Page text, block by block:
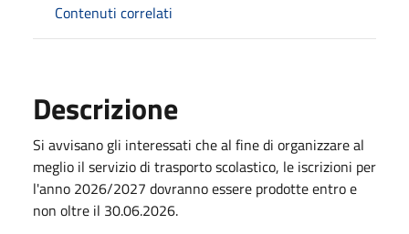
Contenuti correlati
Descrizione
Si avvisano gli interessati che al fine di organizzare al
meglio il servizio di trasporto scolastico, le iscrizioni per
l'anno 2026/2027 dovranno essere prodotte entro e
non oltre il 30.06.2026.